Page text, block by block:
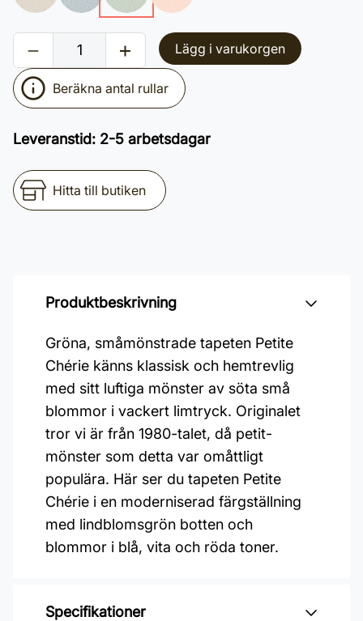
Lägg i varukorgen
Beräkna antal rullar
Leveranstid: 2-5 arbetsdagar
Hitta till butiken
Produktbeskrivning
Gröna, småmönstrade tapeten Petite
Chérie känns klassisk och hemtrevlig
med sitt luftiga mönster av söta små
blommor i vackert limtryck. Originalet
tror vi är från 1980-talet, då petit-
mönster som detta var omåttligt
populära. Här ser du tapeten Petite
Chérie i en moderniserad färgställning
med lindblomsgrön botten och
blommor i blå, vita och röda toner.
Specifikationer